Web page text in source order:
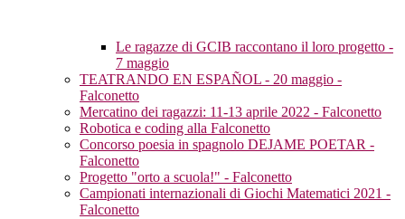
Le ragazze di GCIB raccontano il loro progetto -
7 maggio
TEATRANDO EN ESPAÑOL - 20 maggio -
Falconetto
Mercatino dei ragazzi: 11-13 aprile 2022 - Falconetto
Robotica e coding alla Falconetto
Concorso poesia in spagnolo DEJAME POETAR -
Falconetto
Progetto "orto a scuola!" - Falconetto
Campionati internazionali di Giochi Matematici 2021 -
Falconetto